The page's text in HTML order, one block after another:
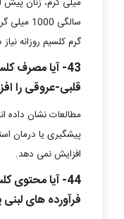
گرم کلسیم روزانه نیاز
43- آیا مصرف
قلبی-عروقی را
مطالعات نشان داده
پیشگیری یا درمان
افزایش نمی دهد.
44- آیا محتوی
فرآورده های لبنی